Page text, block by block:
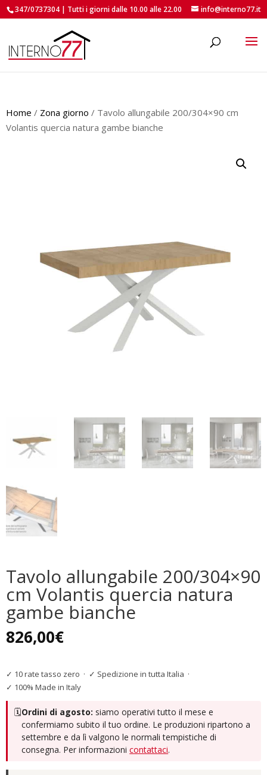
347/0737304 | Tutti i giorni dalle 10.00 alle 22.00 info@interno77.it
Home / Zona giorno / Tavolo allungabile 200/304×90 cm
Volantis quercia natura gambe bianche
Tavolo allungabile 200/304×90
cm Volantis quercia natura
gambe bianche
826,00€
✓ 10 rate tasso zero · ✓ Spedizione in tutta Italia ·
✓ 100% Made in Italy
🗓️Ordini di agosto: siamo operativi tutto il mese e
confermiamo subito il tuo ordine. Le produzioni ripartono a
settembre e da lì valgono le normali tempistiche di
consegna. Per informazionicontattaci.